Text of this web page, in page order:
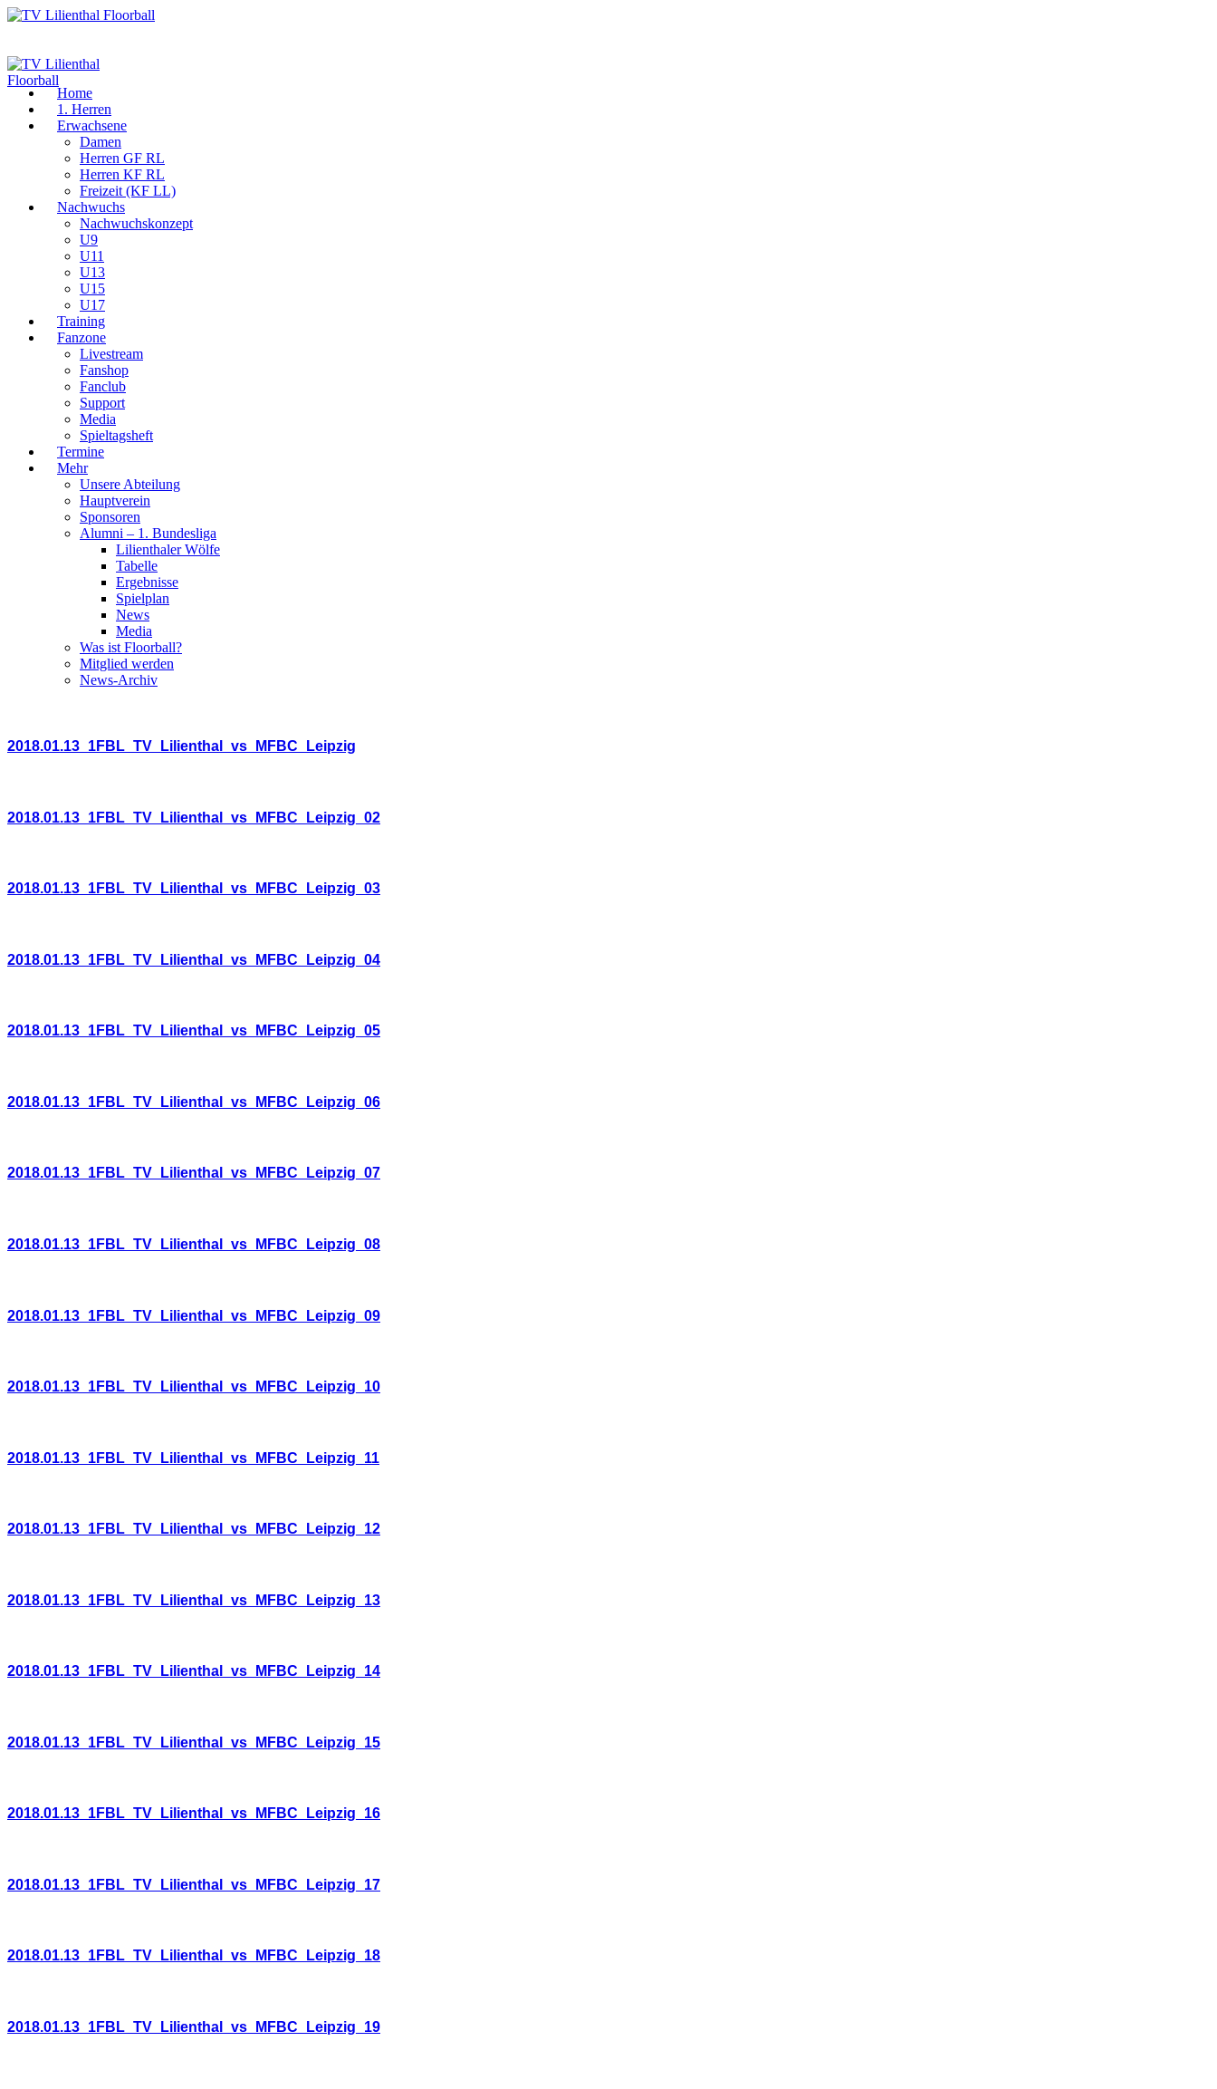
Home
1. Herren
Erwachsene
Damen
Herren GF RL
Herren KF RL
Freizeit (KF LL)
Nachwuchs
Nachwuchskonzept
U9
U11
U13
U15
U17
Training
Fanzone
Livestream
Fanshop
Fanclub
Support
Media
Spieltagsheft
Termine
Mehr
Unsere Abteilung
Hauptverein
Sponsoren
Alumni – 1. Bundesliga
Lilienthaler Wölfe
Tabelle
Ergebnisse
Spielplan
News
Media
Was ist Floorball?
Mitglied werden
News-Archiv
2018.01.13_1FBL_TV_Lilienthal_vs_MFBC_Leipzig
2018.01.13_1FBL_TV_Lilienthal_vs_MFBC_Leipzig_02
2018.01.13_1FBL_TV_Lilienthal_vs_MFBC_Leipzig_03
2018.01.13_1FBL_TV_Lilienthal_vs_MFBC_Leipzig_04
2018.01.13_1FBL_TV_Lilienthal_vs_MFBC_Leipzig_05
2018.01.13_1FBL_TV_Lilienthal_vs_MFBC_Leipzig_06
2018.01.13_1FBL_TV_Lilienthal_vs_MFBC_Leipzig_07
2018.01.13_1FBL_TV_Lilienthal_vs_MFBC_Leipzig_08
2018.01.13_1FBL_TV_Lilienthal_vs_MFBC_Leipzig_09
2018.01.13_1FBL_TV_Lilienthal_vs_MFBC_Leipzig_10
2018.01.13_1FBL_TV_Lilienthal_vs_MFBC_Leipzig_11
2018.01.13_1FBL_TV_Lilienthal_vs_MFBC_Leipzig_12
2018.01.13_1FBL_TV_Lilienthal_vs_MFBC_Leipzig_13
2018.01.13_1FBL_TV_Lilienthal_vs_MFBC_Leipzig_14
2018.01.13_1FBL_TV_Lilienthal_vs_MFBC_Leipzig_15
2018.01.13_1FBL_TV_Lilienthal_vs_MFBC_Leipzig_16
2018.01.13_1FBL_TV_Lilienthal_vs_MFBC_Leipzig_17
2018.01.13_1FBL_TV_Lilienthal_vs_MFBC_Leipzig_18
2018.01.13_1FBL_TV_Lilienthal_vs_MFBC_Leipzig_19